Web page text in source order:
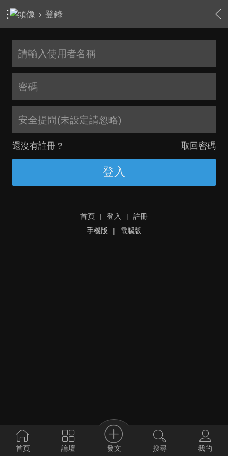
› 登錄
安全提問(未設定請忽略)
還沒有註冊？ 取回密碼
登入
首頁 | 登入 |
註冊
手機版
| 電腦版
首頁 論壇 發文 搜尋 我的